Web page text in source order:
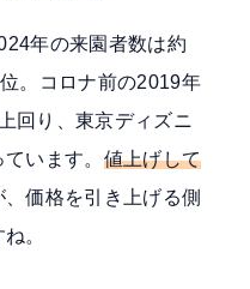
年の来園者数は約
。コロナ前の2019年
回り、東京ディズニ
います。 値上げして
、価格を引き上げる側
。